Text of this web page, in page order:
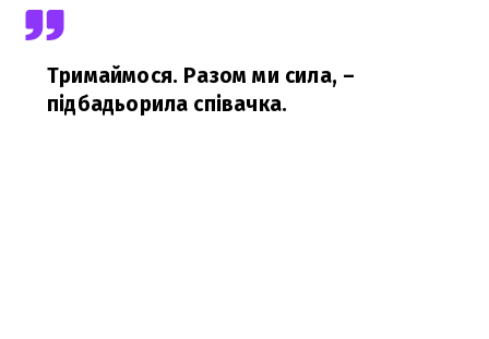
Тримаймося. Разом ми сила, –
підбадьорила співачка.